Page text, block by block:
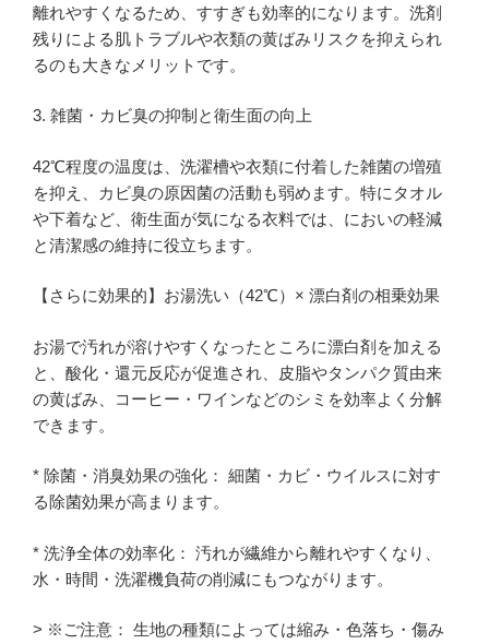
離れやすくなるため、すすぎも効率的になります。洗剤
残りによる肌トラブルや衣類の黄ばみリスクを抑えられ
るのも大きなメリットです。
3. 雑菌・カビ臭の抑制と衛生面の向上
42℃程度の温度は、洗濯槽や衣類に付着した雑菌の増殖
を抑え、カビ臭の原因菌の活動も弱めます。特にタオル
や下着など、衛生面が気になる衣料では、においの軽減
と清潔感の維持に役立ちます。
【さらに効果的】お湯洗い（42℃）× 漂白剤の相乗効果
お湯で汚れが溶けやすくなったところに漂白剤を加える
と、酸化・還元反応が促進され、皮脂やタンパク質由来
の黄ばみ、コーヒー・ワインなどのシミを効率よく分解
できます。
* 除菌・消臭効果の強化： 細菌・カビ・ウイルスに対す
る除菌効果が高まります。
* 洗浄全体の効率化： 汚れが繊維から離れやすくなり、
水・時間・洗濯機負荷の削減にもつながります。
> ※ご注意： 生地の種類によっては縮み・色落ち・傷み